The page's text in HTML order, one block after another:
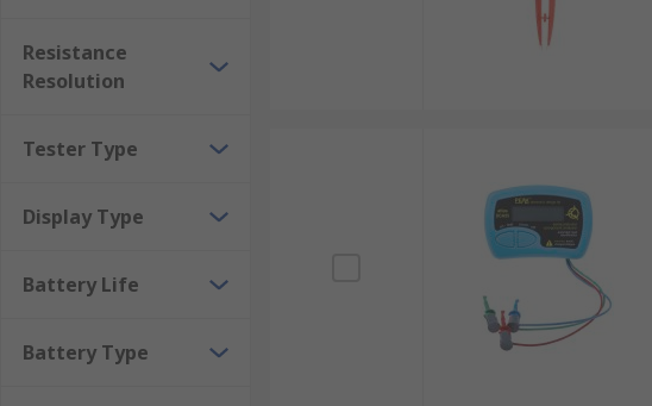
Resistance
Resolution
Tester Type
Display Type
Battery Life
Battery Type